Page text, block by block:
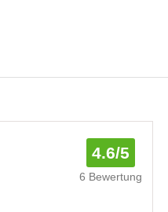
4.6/5
6 Bewertung